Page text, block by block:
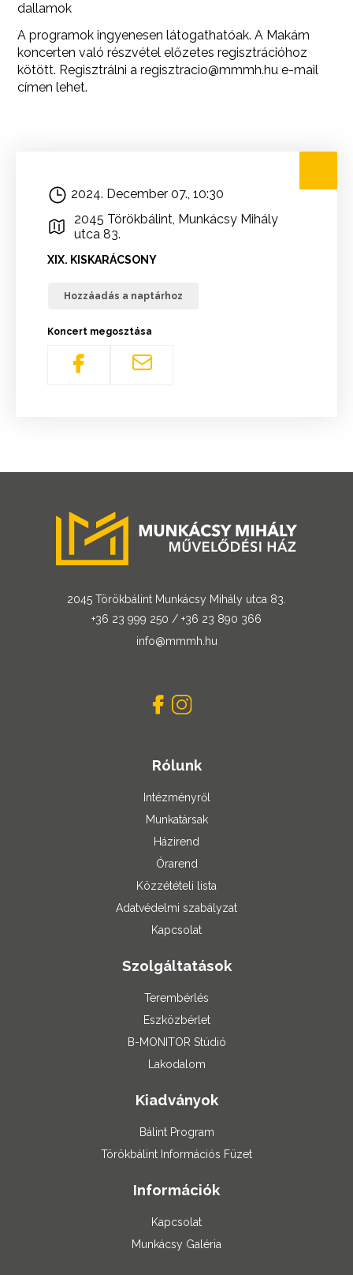
dallamok
A programok ingyenesen látogathatóak. A Makám
koncerten való részvétel előzetes regisztrációhoz
kötött. Regisztrálni a regisztracio@mmmh.hu e-mail
címen lehet.
2024. December 07., 10:30
2045 Törökbálint, Munkácsy Mihály
utca 83.
XIX. KISKARÁCSONY
Hozzáadás a naptárhoz
Koncert megosztása
2045 Törökbálint Munkácsy Mihály utca 83.
+36 23 999 250 / +36 23 890 366
info@mmmh.hu
Rólunk
Intézményről
Munkatársak
Házirend
Órarend
Közzétételi lista
Adatvédelmi szabályzat
Kapcsolat
Szolgáltatások
Terembérlés
Eszközbérlet
B-MONITOR Stúdió
Lakodalom
Kiadványok
Bálint Program
Törökbálint Információs Füzet
Információk
Kapcsolat
Munkácsy Galéria